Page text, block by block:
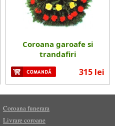
Coroana garoafe si
trandafiri
315 lei
Coroana funerara
Livrare coroane